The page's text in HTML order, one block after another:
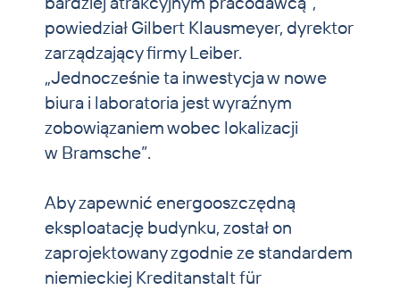
powiedział Gilbert Klausmeyer, dyrektor
zarządzający firmy Leiber.
„Jednocześnie ta inwestycja w nowe
biura i laboratoria jest wyraźnym
zobowiązaniem wobec lokalizacji
w Bramsche”.
Aby zapewnić energooszczędną
eksploatację budynku, został on
zaprojektowany zgodnie ze standardem
niemieckiej Kreditanstalt für